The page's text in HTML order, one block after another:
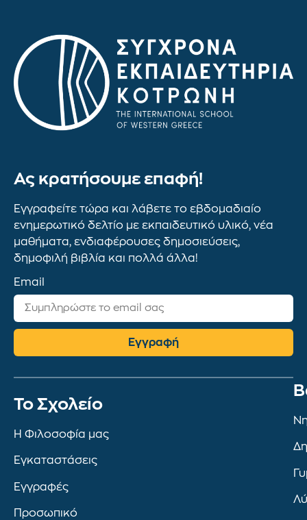
Ας κρατήσουμε επαφή!
Εγγραφείτε τώρα και λάβετε το εβδομαδιαίο
ενημερωτικό δελτίο με εκπαιδευτικό υλικό, νέα
μαθήματα, ενδιαφέρουσες δημοσιεύσεις,
δημοφιλή βιβλία και πολλά άλλα!
Email
Εγγραφή
To Σχολείο
Η Φιλοσοφία μας
Εγκαταστάσεις
Εγγραφές
Προσωπικό